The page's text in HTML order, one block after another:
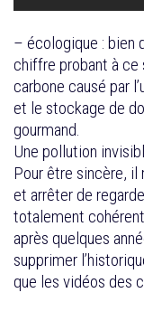
– écologique : bien
chiffre probant à ce
carbone causé par
et le stockage de
gourmand.
Une pollution
Pour être sincère,
et arrêter de
totalement
après quelques
supprimer
que les vidéos des